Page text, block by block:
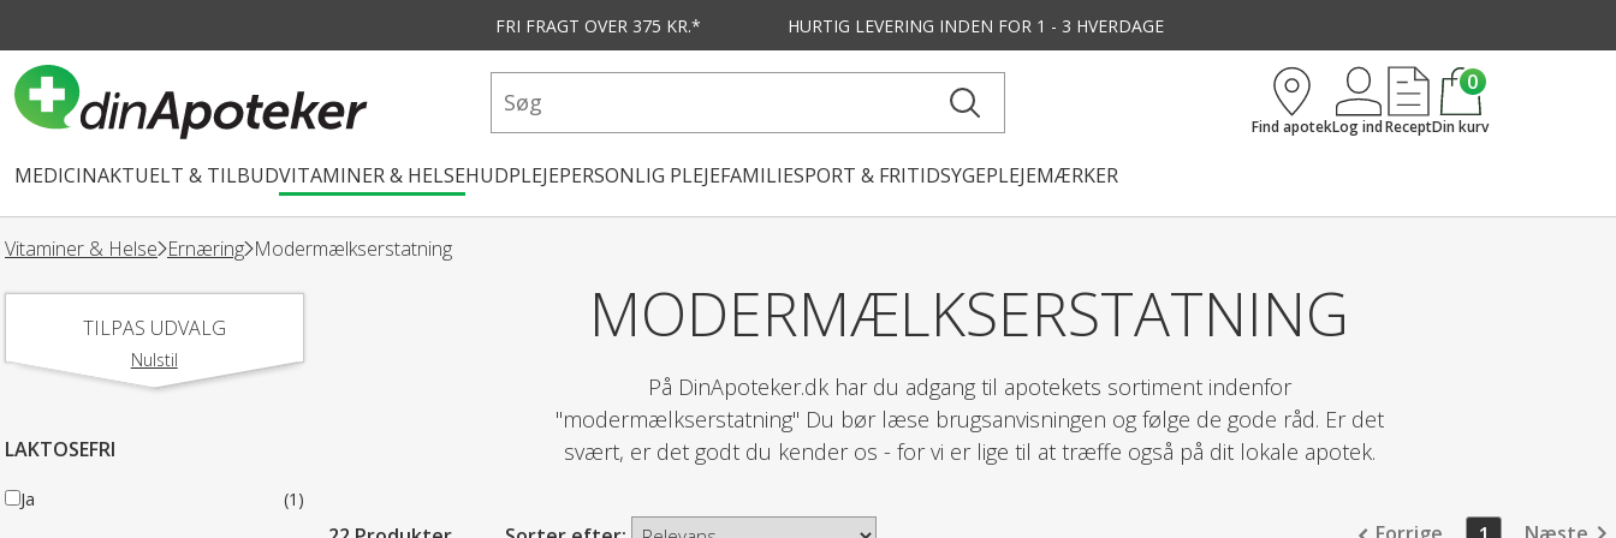
FRI FRAGT OVER 375 KR.* HURTIG LEVERING INDEN FOR 1 - 3 HVERDAGE
MEDICINAKTUELT & TILBUDVITAMINER & HELSEHUDPLEJEPERSONLIG PLEJEFAMILIESPORT & FRITIDSYGEPLEJEMÆRKER
Find apotekLog indRecept
0
Din kurv
Vitaminer & Helse Ernæring Modermælkserstatning
TILPAS UDVALG
Nulstil
LAKTOSEFRI
Ja (1)
MODERMÆLKSERSTATNING
På DinApoteker.dk har du adgang til apotekets sortiment indenfor
"modermælkserstatning" Du bør læse brugsanvisningen og følge de gode råd. Er det
svært, er det godt du kender os - for vi er lige til at træffe også på dit lokale apotek.